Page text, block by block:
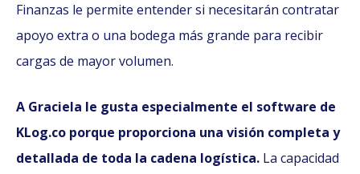
Finanzas le permite entender si necesitarán contratar
apoyo extra o una bodega más grande para recibir
cargas de mayor volumen.
A Graciela le gusta especialmente el software de
KLog.co porque proporciona una visión completa y
detallada de toda la cadena logística. La capacidad